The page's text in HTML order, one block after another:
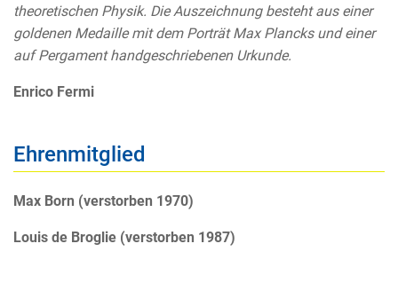
theoretischen Physik. Die Auszeichnung besteht aus einer
goldenen Medaille mit dem Porträt Max Plancks und einer
auf Pergament handgeschriebenen Urkunde.
Enrico Fermi
Ehrenmitglied
Max Born (verstorben 1970)
Louis de Broglie (verstorben 1987)